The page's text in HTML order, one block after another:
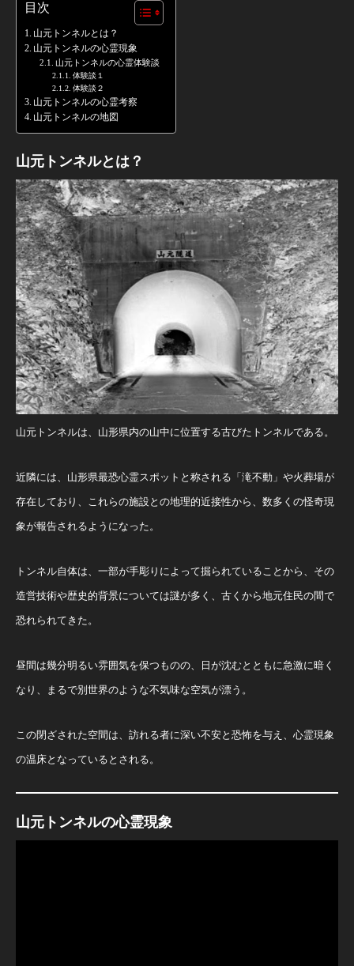
目次
山元トンネルとは？
山元トンネルの心霊現象
山元トンネルの心霊体験談
体験談１
体験談２
山元トンネルの心霊考察
山元トンネルの地図
山元トンネルとは？
山元トンネルは、山形県内の山中に位置する古びたトンネルである。
近隣には、山形県最恐心霊スポットと称される「滝不動」や火葬場が
存在しており、これらの施設との地理的近接性から、数多くの怪奇現
象が報告されるようになった。
トンネル自体は、一部が手彫りによって掘られていることから、その
造営技術や歴史的背景については謎が多く、古くから地元住民の間で
恐れられてきた。
昼間は幾分明るい雰囲気を保つものの、日が沈むとともに急激に暗く
なり、まるで別世界のような不気味な空気が漂う。
この閉ざされた空間は、訪れる者に深い不安と恐怖を与え、心霊現象
の温床となっているとされる。
山元トンネルの心霊現象